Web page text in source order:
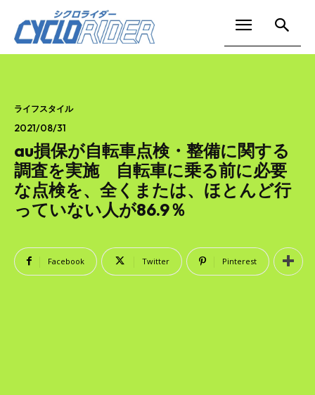
ライフスタイル
2021/08/31
au損保が自転車点検・整備に関する
調査を実施 自転車に乗る前に必要
な点検を、全くまたは、ほとんど行
っていない人が86.9％
Facebook Twitter Pinterest